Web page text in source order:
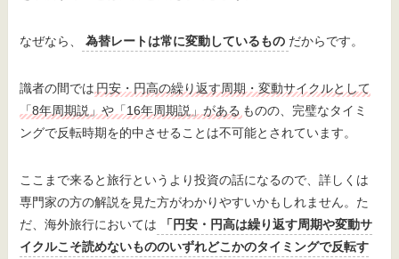
なぜなら、 為替レートは常に変動しているもの だからです。
識者の間では円安・円高の繰り返す周期・変動サイクルとして
「8年周期説」や「16年周期説」がある ものの、完璧なタイミ
ングで反転時期を的中させることは不可能とされています。
ここまで来ると旅行というより投資の話になるので、詳しくは
専門家の方の解説を見た方がわかりやすいかもしれません。た
だ、海外旅行においては
「円安・円高は繰り返す周期や変動サ
イクルこそ読めないもののいずれどこかのタイミングで反転す